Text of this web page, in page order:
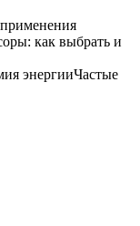
энергииЧастые